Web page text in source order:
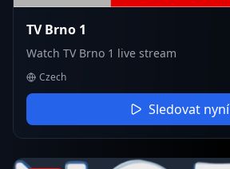
TV Brno 1
Watch TV Brno 1 live stream
Czech
Sledovat nyní